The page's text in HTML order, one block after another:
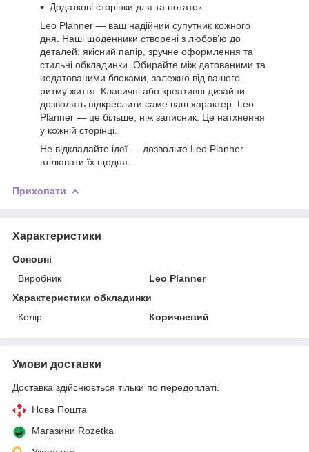
Додаткові сторінки для та нотаток
Leo Planner — ваш надійний супутник кожного
дня. Наші щоденники створені з любов’ю до
деталей: якісний папір, зручне оформлення та
стильні обкладинки. Обирайте між датованими та
недатованими блоками, залежно від вашого
ритму життя. Класичні або креативні дизайни
дозволять підкреслити саме ваш характер. Leo
Planner — це більше, ніж записник. Це натхнення
у кожній сторінці.
Не відкладайте ідеї — дозвольте Leo Planner
втілювати їх щодня.
Приховати
Характеристики
Основні
Виробник
Leo Planner
Характеристики обкладинки
Колір
Коричневий
Умови доставки
Доставка здійснюється тільки по передоплаті.
Нова Пошта
Магазини Rozetka